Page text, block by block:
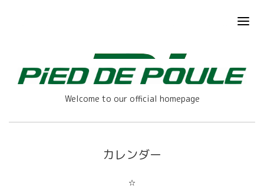
Welcome to our official homepage
カレンダー
☆